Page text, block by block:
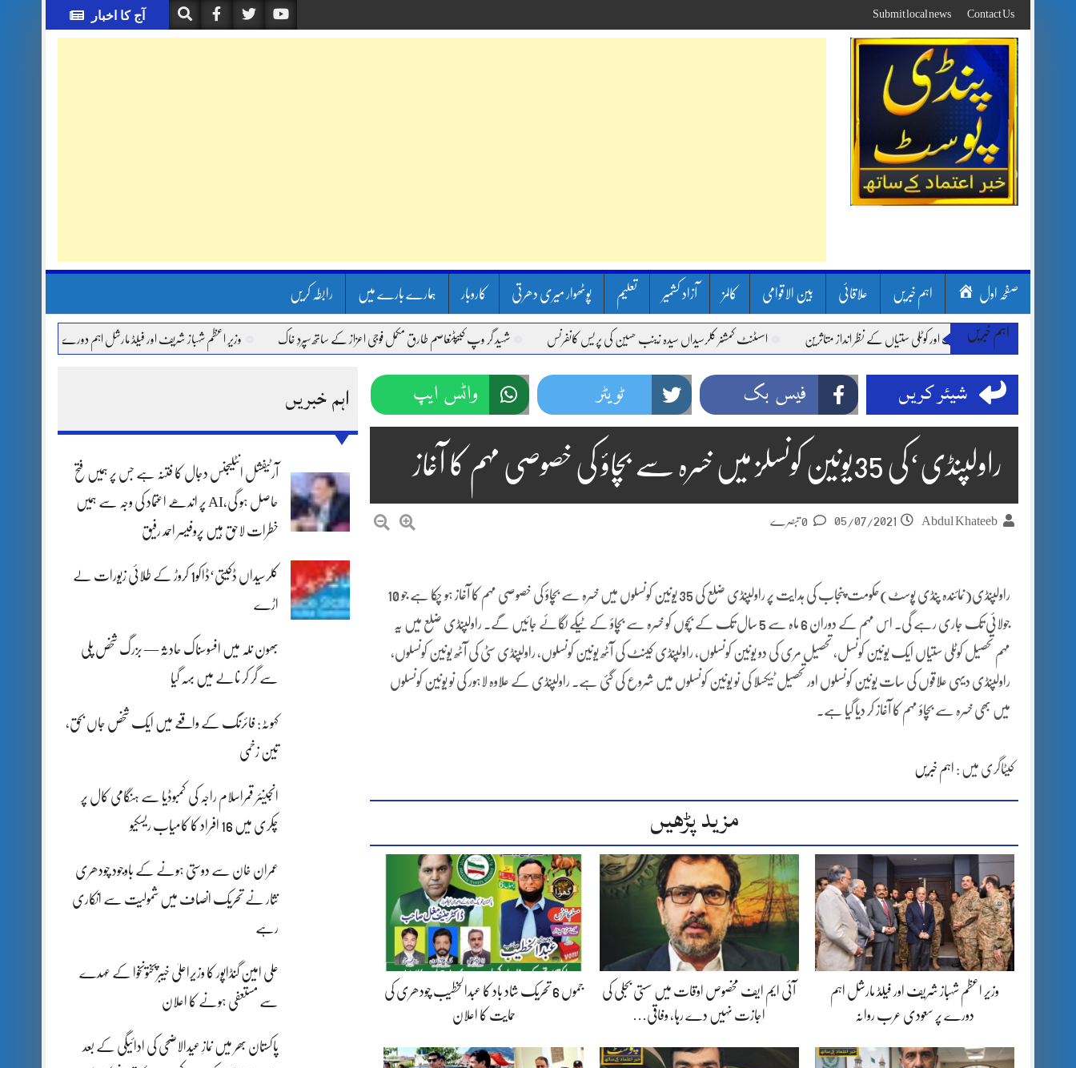
to
content
آج کا اخبار Contact Us
Submit local news
صفحہ اول اہم خبریں علاقائی بین الاقوامی کالمز آزاد کشمیر تعلیم پوٹھوار میری دھرتی کاروبار ہمارے بارے میں رابطہ کریں
اہم خبریں
بارشیں، لینڈ سلائیڈنگ اور کوٹلی ستیاں کے نظر انداز متاثرین اسسٹنٹ کمشنر کلرسیداں سیدہ زینب حسین کی پریس کانفرنس شہید گر وپ کیپٹنعاصم طارق مکمل فوجی اعزاز کے ساتھ سپردِ خاک وزیر اعظم شہباز شریف اور فیلڈ مارشل اہم دورے پر سعودی عرب روانہ
اہم خبریں
آرٹیفشل انٹلیجنس دجال کا فتنہ ہے جس پر ہمیں فتح
حاصل ہو گی،AI پر اندھے اعتماد کی وجہ سے ہمیں
خطرات لاحق ہیں پروفیسر احمد رفیق
کلرسیداں ڈکیتی‘ڈاکو1 کروڑ کے طلائی زیورات لے
اڑے
بھون نلہ میں افسوسناک حادثہ — بزرگ شخص پلی
سے گر کر نالے میں بہہ گیا
کہوٹہ: فائرنگ کے واقعے میں ایک شخص جاں بحق،
تین زخمی
انجینئر قمراسلام راجہ کی کمبوڈیا سے ہنگامی کال پر
چکری میں 16 افراد کا کامیاب ریسکیو
عمران خان سے دوستی ہونے کے باوجود چودھری
نثار نے تحریک انصاف میں شمولیت سے انکاری
رہے
علی امین گنڈاپور کا وزیراعلیٰ خیبرپختونخوا کے عہدے
سے مستعفی ہونے کا اعلان
پاکستان بھر میں نمازِ عیدالاضحی کی ادائیگی کے بعد
شیئر کریں فیس بک ٹویٹر واٹس ایپ
راولپنڈی‘کی 35یونین کونسلز میں خسرہ سے بچاؤ کی خصوصی مہم کا آغاز
Abdul Khateeb
05/07/2021
راولپنڈی(نمائندہ پنڈی پوسٹ)حکومت پنجاب کی ہدایت پر راولپنڈی ضلع کی 35 یونین کونسلوں میں خسرہ سے بچاؤ کی خصوصی مہم کا آغاز ہو چکا ہے جو 10
جولائی تک جاری رہے گی۔ اس مہم کے دوران 6 ماہ سے 5 سال تک کے بچوں کو خسرہ سے بچاؤ کے ٹیکے لگائے جائیں گے۔ راولپنڈی ضلع میں یہ
مہم تحصیل کوٹلی ستیاں ایک یونین کونسل، تحصیل مری کی دو یونین کونسلوں، راولپنڈی کینٹ کی آٹھ یونین کونسلوں، راولپنڈی سٹی کی آٹھ یونین کونسلوں،
راولپنڈی دیہی علاقوں کی سات یونین کونسلوں اور تحصیل ٹیکسلا کی نو یونین کونسلوں میں شروع کی گئی ہے۔ راولپنڈی کے علاوہ لاہور کی نو یونین کونسلوں
میں بھی خسرہ سے بچاؤ مہم کا آغاز کر دیا گیا ہے۔
کیٹاگری میں : اہم خبریں
مزید پڑھیں
وزیر اعظم شہباز شریف اور فیلڈ مارشل اہم
دورے پر سعودی عرب روانہ
آئی ایم ایف مخصوص اوقات میں سستی بجلی کی
اجازت نہیں دے رہا، وفاقی…
جموں 6 تحریک شاد باد کا عبدالخطیب چودھری کی
حمایت کا اعلان